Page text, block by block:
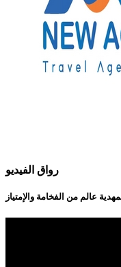
رواق الفيديو
عالم من الفخامة والإمتياز